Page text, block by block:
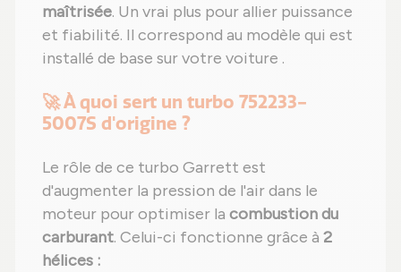
maîtrisée. Un vrai plus pour allier puissance
et fiabilité. Il correspond au modèle qui est
installé de base sur votre voiture .
🚀 À quoi sert un turbo 752233-
5007S d'origine ?
Le rôle de ce turbo Garrett est
d'augmenter la pression de l'air dans le
moteur pour optimiser la combustion du
carburant. Celui-ci fonctionne grâce à 2
hélices :